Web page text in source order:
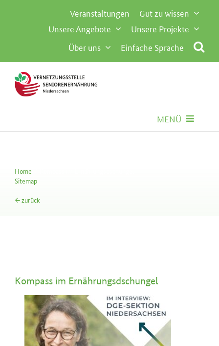
Veranstaltungen
Gut zu wissen
Unsere Angebote
Unsere Projekte
Über uns
Einfache Sprache
MENÜ
Gemeinschaftsverpflegung
Home
Sitemap
← zurück
Kompass im Ernährungsdschungel